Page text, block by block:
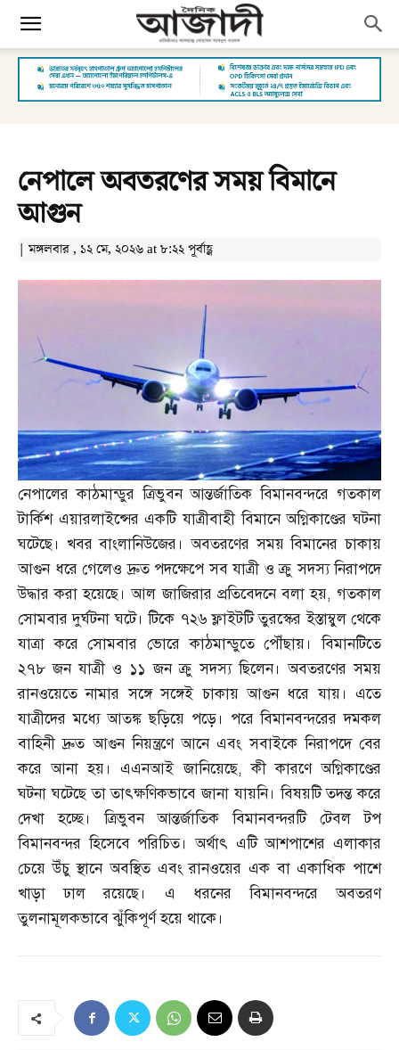
নেপালে অবতরণের সময় বিমানে
আগুন
| মঙ্গলবার , ১২ মে, ২০২৬ at ৮:২২ পূর্বাহ্ণ
নেপালের কাঠমান্ডুর ত্রিভুবন আন্তর্জাতিক বিমানবন্দরে গতকাল
টার্কিশ এয়ারলাইন্সের একটি যাত্রীবাহী বিমানে অগ্নিকাণ্ডের ঘটনা
ঘটেছে। খবর বাংলানিউজের। অবতরণের সময় বিমানের চাকায়
আগুন ধরে গেলেও দ্রুত পদক্ষেপে সব যাত্রী ও ক্রু সদস্য নিরাপদে
উদ্ধার করা হয়েছে। আল জাজিরার প্রতিবেদনে বলা হয়, গতকাল
সোমবার দুর্ঘটনা ঘটে। টিকে ৭২৬ ফ্লাইটটি তুরস্কের ইস্তাম্বুল থেকে
যাত্রা করে সোমবার ভোরে কাঠমান্ডুতে পৌঁছায়। বিমানটিতে
২৭৮ জন যাত্রী ও ১১ জন ক্রু সদস্য ছিলেন। অবতরণের সময়
রানওয়েতে নামার সঙ্গে সঙ্গেই চাকায় আগুন ধরে যায়। এতে
যাত্রীদের মধ্যে আতঙ্ক ছড়িয়ে পড়ে। পরে বিমানবন্দরের দমকল
বাহিনী দ্রুত আগুন নিয়ন্ত্রণে আনে এবং সবাইকে নিরাপদে বের
করে আনা হয়। এএনআই জানিয়েছে,কী কারণে অগ্নিকাণ্ডের
ঘটনা ঘটেছে তা তাৎক্ষণিকভাবে জানা যায়নি। বিষয়টি তদন্ত করে
দেখা হচ্ছে। ত্রিভুবন আন্তর্জাতিক বিমানবন্দরটি টেবল টপ
বিমানবন্দর হিসেবে পরিচিত। অর্থাৎ এটি আশপাশের এলাকার
চেয়ে উঁচু স্থানে অবস্থিত এবং রানওয়ের এক বা একাধিক পাশে
খাড়া ঢাল রয়েছে। এ ধরনের বিমানবন্দরে অবতরণ
তুলনামূলকভাবে ঝুঁকিপূর্ণ হয়ে থাকে।